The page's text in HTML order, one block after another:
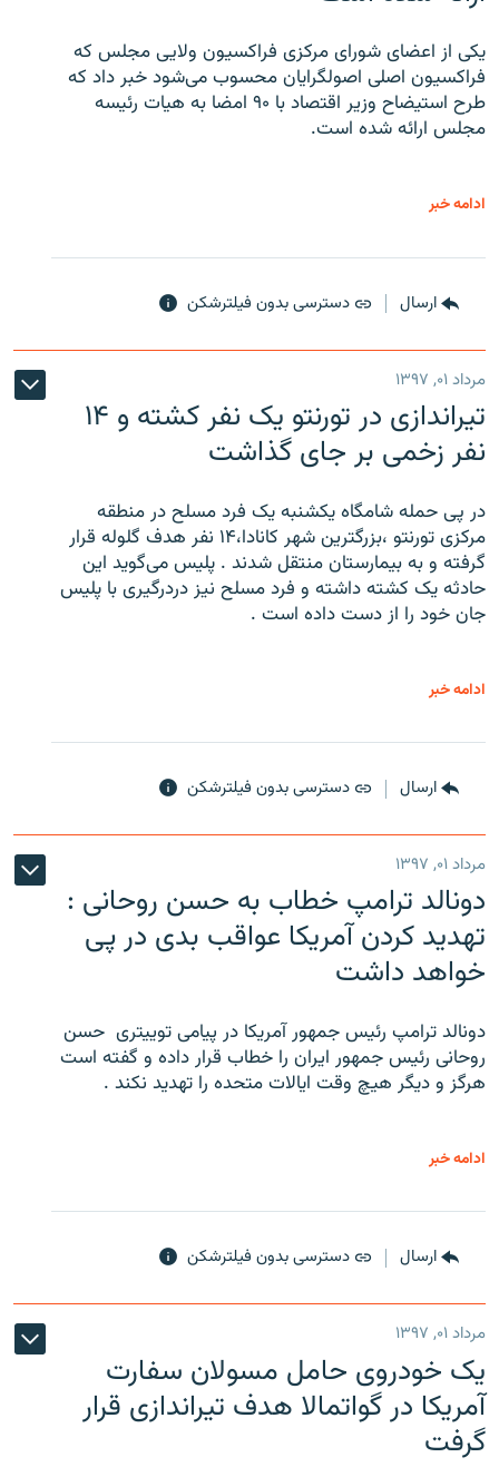
یکی از اعضای شورای مرکزی فراکسیون ولایی مجلس که
فراکسیون اصلی اصولگرایان محسوب می‌شود خبر داد که
طرح استیضاح وزیر اقتصاد با ۹۰ امضا به هیات رئیسه
مجلس ارائه شده است.
ادامه خبر
ارسال دسترسی بدون فیلترشکن
مرداد ۰۱, ۱۳۹۷
تیراندازی در تورنتو یک نفر کشته و ۱۴
نفر زخمی بر جای گذاشت
در پی حمله شامگاه یکشنبه یک فرد مسلح در منطقه
مرکزی تورنتو ،‌بزرگترین شهر کانادا،۱۴ نفر هدف گلوله قرار
گرفته و به بیمارستان منتقل شدند . پلیس می‌گوید این
حادثه یک کشته داشته و فرد مسلح نیز دردرگیری با پلیس
جان خود را از دست داده است .
ادامه خبر
ارسال دسترسی بدون فیلترشکن
مرداد ۰۱, ۱۳۹۷
دونالد ترامپ خطاب به حسن روحانی :
تهدید کردن آمریکا عواقب بدی در پی
خواهد داشت
دونالد ترامپ رئیس جمهور آمریکا در پیامی توییتری ‌ حسن
روحانی رئیس جمهور ایران را خطاب قرار داده و گفته است
هرگز و دیگر هیچ وقت ایالات متحده را تهدید نکند .
ادامه خبر
ارسال دسترسی بدون فیلترشکن
مرداد ۰۱, ۱۳۹۷
یک خودروی حامل مسولان سفارت
آمریکا در گواتمالا هدف تیراندازی قرار
گرفت